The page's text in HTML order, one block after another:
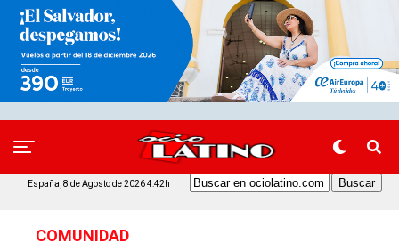
España, 8 de Agosto de 2026 4:42h
COMUNIDAD